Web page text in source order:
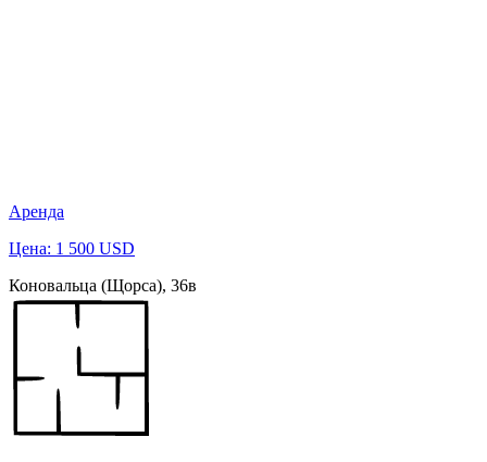
Аренда
Цена: 1 500 USD
Коновальца (Щорса), 36в